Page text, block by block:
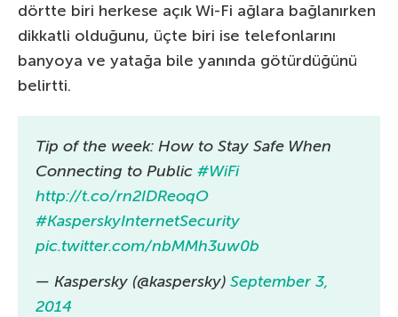
dörtte biri herkese açık Wi-Fi ağlara bağlanırken
dikkatli olduğunu, üçte biri ise telefonlarını
banyoya ve yatağa bile yanında götürdüğünü
belirtti.
Tip of the week: How to Stay Safe When
Connecting to Public #WiFi
http://t.co/rn2IDReoqO
#KasperskyInternetSecurity
pic.twitter.com/nbMMh3uw0b
— Kaspersky (@kaspersky) September 3,
2014